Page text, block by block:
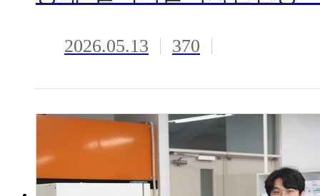
2026.05.13 370